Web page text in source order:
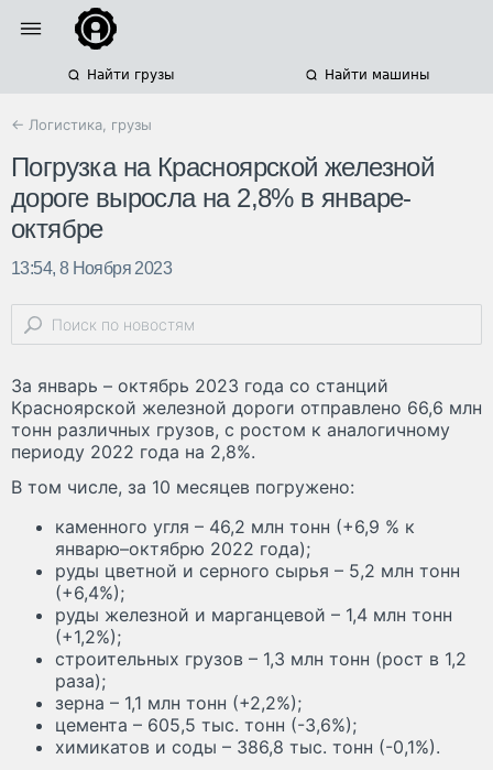
Найти грузы Найти машины
← Логистика, грузы
Погрузка на Красноярской железной
дороге выросла на 2,8% в январе-
октябре
13:54, 8 Ноября 2023
За январь – октябрь 2023 года со станций
Красноярской железной дороги отправлено 66,6 млн
тонн различных грузов, с ростом к аналогичному
периоду 2022 года на 2,8%.
В том числе, за 10 месяцев погружено:
каменного угля – 46,2 млн тонн (+6,9 % к
январю–октябрю 2022 года);
руды цветной и серного сырья – 5,2 млн тонн
(+6,4%);
руды железной и марганцевой – 1,4 млн тонн
(+1,2%);
строительных грузов – 1,3 млн тонн (рост в 1,2
раза);
зерна – 1,1 млн тонн (+2,2%);
цемента – 605,5 тыс. тонн (-3,6%);
химикатов и соды – 386,8 тыс. тонн (-0,1%).